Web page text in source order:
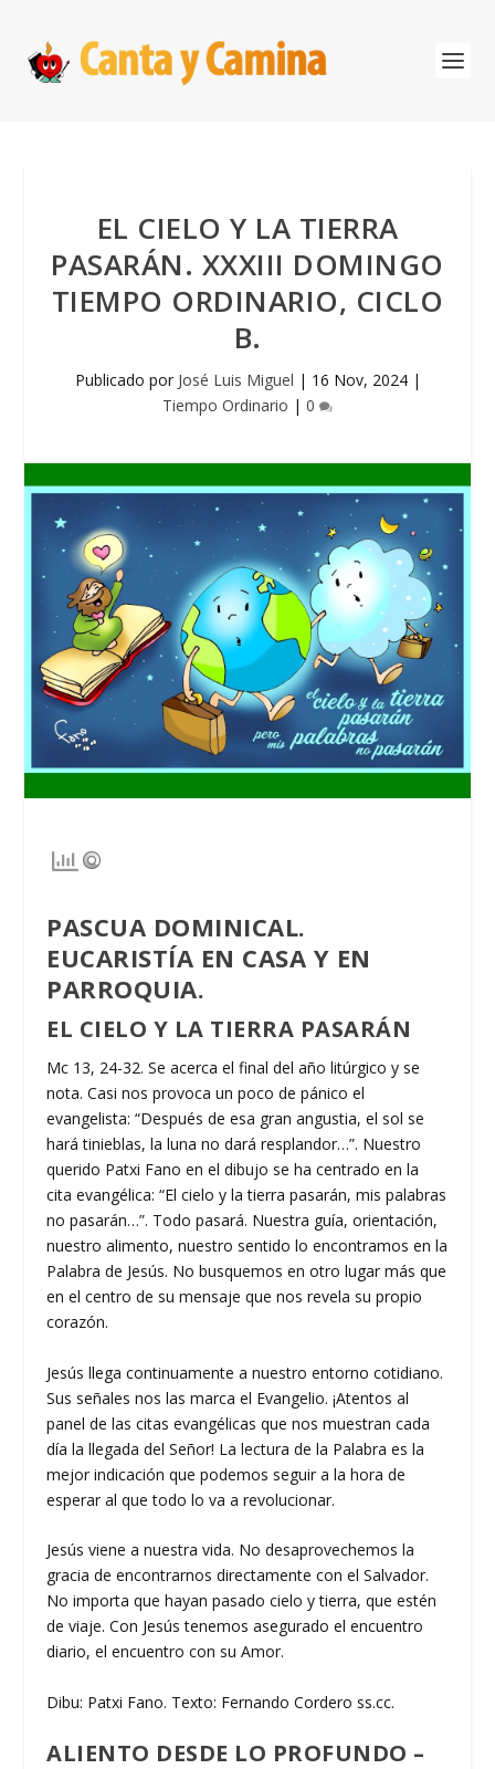
EL CIELO Y LA TIERRA
PASARÁN. XXXIII DOMINGO
TIEMPO ORDINARIO, CICLO
B.
Publicado por José Luis Miguel | 16 Nov, 2024|
Tiempo Ordinario | 0
PASCUA DOMINICAL.
EUCARISTÍA EN CASA Y EN
PARROQUIA.
EL CIELO Y LA TIERRA PASARÁN
Mc 13, 24-32. Se acerca el final del año litúrgico y se
nota. Casi nos provoca un poco de pánico el
evangelista: “Después de esa gran angustia, el sol se
hará tinieblas, la luna no dará resplandor…”. Nuestro
querido Patxi Fano en el dibujo se ha centrado en la
cita evangélica: “El cielo y la tierra pasarán, mis palabras
no pasarán…”. Todo pasará. Nuestra guía, orientación,
nuestro alimento, nuestro sentido lo encontramos en la
Palabra de Jesús. No busquemos en otro lugar más que
en el centro de su mensaje que nos revela su propio
corazón.
Jesús llega continuamente a nuestro entorno cotidiano.
Sus señales nos las marca el Evangelio. ¡Atentos al
panel de las citas evangélicas que nos muestran cada
día la llegada del Señor! La lectura de la Palabra es la
mejor indicación que podemos seguir a la hora de
esperar al que todo lo va a revolucionar.
Jesús viene a nuestra vida. No desaprovechemos la
gracia de encontrarnos directamente con el Salvador.
No importa que hayan pasado cielo y tierra, que estén
de viaje. Con Jesús tenemos asegurado el encuentro
diario, el encuentro con su Amor.
Dibu: Patxi Fano. Texto: Fernando Cordero ss.cc.
ALIENTO DESDE LO PROFUNDO –